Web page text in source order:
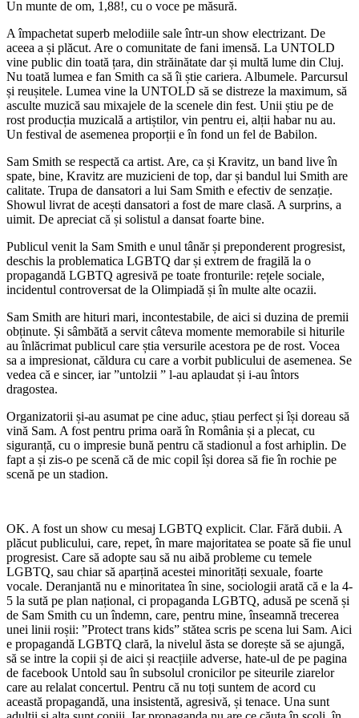
Un munte de om, 1,88!, cu o voce pe măsură.
A împachetat superb melodiile sale într-un show electrizant. De
aceea a și plăcut. Are o comunitate de fani imensă. La UNTOLD
vine public din toată țara, din străinătate dar și multă lume din Cluj.
Nu toată lumea e fan Smith ca să îi știe cariera. Albumele. Parcursul
și reușitele. Lumea vine la UNTOLD să se distreze la maximum, să
asculte muzică sau mixajele de la scenele din fest. Unii știu pe de
rost producția muzicală a artiștilor, vin pentru ei, alții habar nu au.
Un festival de asemenea proporții e în fond un fel de Babilon.
Sam Smith se respectă ca artist. Are, ca și Kravitz, un band live în
spate, bine, Kravitz are muzicieni de top, dar și bandul lui Smith are
calitate. Trupa de dansatori a lui Sam Smith e efectiv de senzație.
Showul livrat de acești dansatori a fost de mare clasă. A surprins, a
uimit. De apreciat că și solistul a dansat foarte bine.
Publicul venit la Sam Smith e unul tânăr și preponderent progresist,
deschis la problematica LGBTQ dar și extrem de fragilă la o
propagandă LGBTQ agresivă pe toate fronturile: rețele sociale,
incidentul controversat de la Olimpiadă și în multe alte ocazii.
Sam Smith are hituri mari, incontestabile, de aici si duzina de premii
obținute. Și sâmbătă a servit câteva momente memorabile si hiturile
au înlăcrimat publicul care știa versurile acestora pe de rost. Vocea
sa a impresionat, căldura cu care a vorbit publicului de asemenea. Se
vedea că e sincer, iar ”untolzii ” l-au aplaudat și i-au întors
dragostea.
Organizatorii și-au asumat pe cine aduc, știau perfect și își doreau să
vină Sam. A fost pentru prima oară în România și a plecat, cu
siguranță, cu o impresie bună pentru că stadionul a fost arhiplin. De
fapt a și zis-o pe scenă că de mic copil își dorea să fie în rochie pe
scenă pe un stadion.
OK. A fost un show cu mesaj LGBTQ explicit. Clar. Fără dubii. A
plăcut publicului, care, repet, în mare majoritatea se poate să fie unul
progresist. Care să adopte sau să nu aibă probleme cu temele
LGBTQ, sau chiar să aparțină acestei minorități sexuale, foarte
vocale. Deranjantă nu e minoritatea în sine, sociologii arată că e la 4-
5 la sută pe plan național, ci propaganda LGBTQ, adusă pe scenă și
de Sam Smith cu un îndemn, care, pentru mine, înseamnă trecerea
unei linii roșii: ”Protect trans kids” stătea scris pe scena lui Sam. Aici
e propagandă LGBTQ clară, la nivelul ăsta se dorește să se ajungă,
să se intre la copii și de aici și reacțiile adverse, hate-ul de pe pagina
de facebook Untold sau în subsolul cronicilor pe siteurile ziarelor
care au relalat concertul. Pentru că nu toți suntem de acord cu
această propagandă, una insistentă, agresivă, și tenace. Una sunt